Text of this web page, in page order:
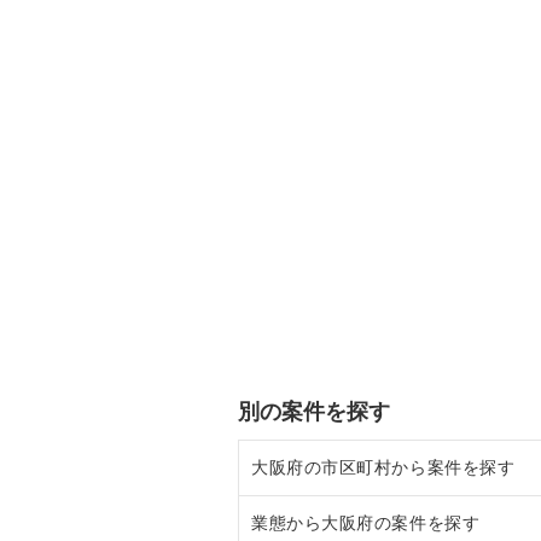
別の案件を探す
大阪府の市区町村から案件を探す
大阪市北区の飲食店の居抜き売却
業態から大阪府の案件を探す